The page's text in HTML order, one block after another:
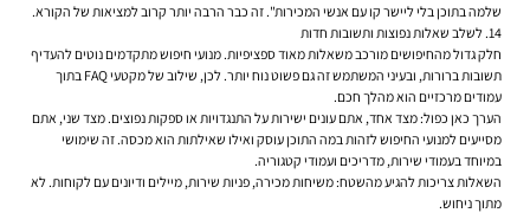
שלמה בתוכן בלי ליישר קו עם אנשי המכירות". זה כבר הרבה יותר קרוב למציאות של הקורא.
14. לשלב שאלות נפוצות ותשובות חדות
חלק גדול מהחיפושים מורכב משאלות מאוד ספציפיות. מנועי חיפוש מתקדמים נוטים להעדיף
תשובות ברורות, ובעיני המשתמש זה גם פשוט נוח יותר. לכן, שילוב של מקטעי FAQ בתוך
עמודים מרכזיים הוא מהלך חכם.
הערך כאן כפול: מצד אחד, אתם עונים ישירות על התנגדויות או ספקות נפוצים. מצד שני, אתם
מסייעים למנועי החיפוש לזהות במה התוכן עוסק ואילו שאילתות הוא מכסה. זה שימושי
במיוחד בעמודי שירות, מדריכים ועמודי קטגוריה.
השאלות צריכות להגיע מהשטח: משיחות מכירה, פניות שירות, מיילים ודיונים עם לקוחות. לא
מתוך ניחוש.